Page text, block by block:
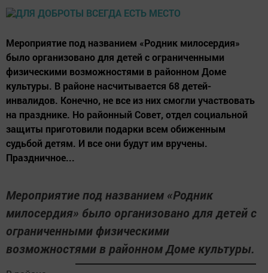
Мероприятие под названием «Родник милосердия»
было организовано для детей с ограниченными
физическими возможностями в районном Доме
культуры. В районе насчитывается 68 детей-
инвалидов. Конечно, не все из них смогли участвовать
на празднике. Но районный Совет, отдел социальной
защиты приготовили подарки всем обиженным
судьбой детям. И все они будут им вручены.
Праздничное...
Мероприятие под названием «Родник
милосердия» было организовано для детей с
ограниченными физическими
возможностями в районном Доме культуры.